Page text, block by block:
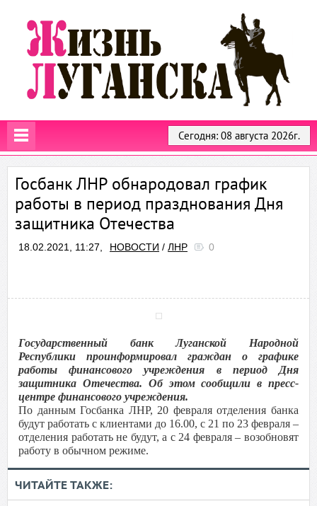
Сегодня: 08 августа 2026г.
Госбанк ЛНР обнародовал график
работы в период празднования Дня
защитника Отечества
18.02.2021, 11:27, НОВОСТИ / ЛНР 0
Государственный банк Луганской Народной
Республики проинформировал граждан о графике
работы финансового учреждения в период Дня
защитника Отечества. Об этом сообщили в пресс-
центре финансового учреждения.
По данным Госбанка ЛНР, 20 февраля отделения банка
будут работать с клиентами до 16.00, с 21 по 23 февраля –
отделения работать не будут, а с 24 февраля – возобновят
работу в обычном режиме.
ЧИТАЙТЕ ТАКЖЕ: